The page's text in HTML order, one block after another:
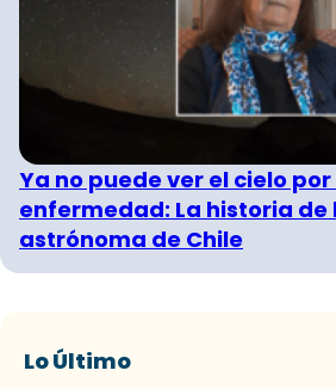
Ya no puede ver el cielo
enfermedad: La historia de
astrónoma de Chile
Lo Último